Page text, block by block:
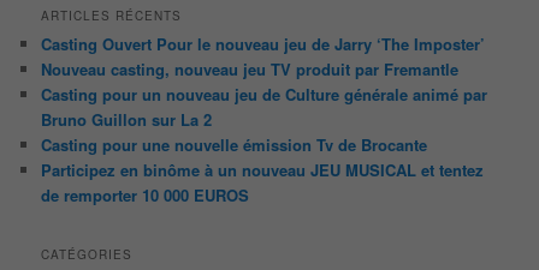
ARTICLES RÉCENTS
Casting Ouvert Pour le nouveau jeu de Jarry ‘The Imposter’
Nouveau casting, nouveau jeu TV produit par Fremantle
Casting pour un nouveau jeu de Culture générale animé par
Bruno Guillon sur La 2
Casting pour une nouvelle émission Tv de Brocante
Participez en binôme à un nouveau JEU MUSICAL et tentez
de remporter 10 000 EUROS
CATÉGORIES